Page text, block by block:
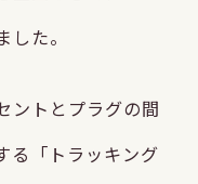
た。
ントとプラグの間
る「トラッキング